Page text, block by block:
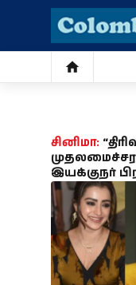
கொழும்பு
உலகம்
ஜோதிடம்
சினிமா
சினிமா:
இயக்குநர்
காந்தியின்